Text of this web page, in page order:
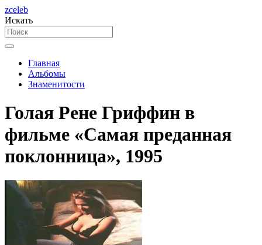
zceleb
Искать
Главная
Альбомы
Знаменитости
Голая Рене Гриффин в
фильме «Самая преданная
поклонница», 1995